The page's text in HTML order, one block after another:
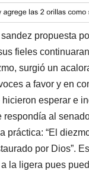
n
k
e
d
I
n
a
i
l
r
e
a
d
s
propuesta
fieles
surgió un
a favor y en
esperar e
respondía al
práctica: “El
por Dios”.
la ligera pues